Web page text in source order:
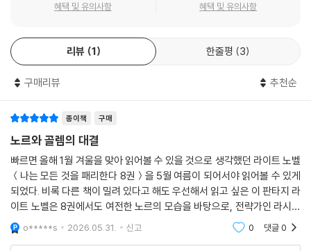
혜택 및 유의사항 혜택 및 유의사항
리뷰 1 한줄평 3
구매리뷰 추천순
종이책 구매
노르와 골렘의 대결
빠르면 올해 1월 겨울을 맞아 읽어볼 수 있을 것으로 생각했던 라이트 노벨
＜나는 모든 것을 패리한다 8권＞을 5월 여름이 되어서야 읽어볼 수 있게
되었다. 비록 다른 책이 밀려 있다고 해도 우선해서 읽고 싶은 이 판타지 라
이트 노벨은 8권에서도 여전한 노르의 모습을 바탕으로, 전략가인 라시드
가 꾸민 판이 크게 요동치는 모습을 볼 수 있었다. 노르는 이 모든 사건의
중심에 있
o*****s 2026.05.31. 신고 0 댓글0